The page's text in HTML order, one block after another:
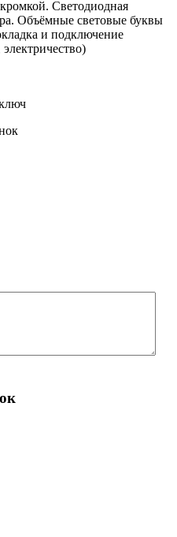
Светодиодная
Объёмные световые буквы
и подключение